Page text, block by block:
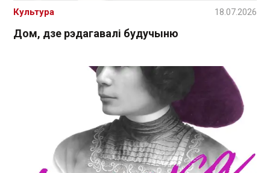
Дом, дзе рэдагавалі будучыню
Культура 18.07.2026